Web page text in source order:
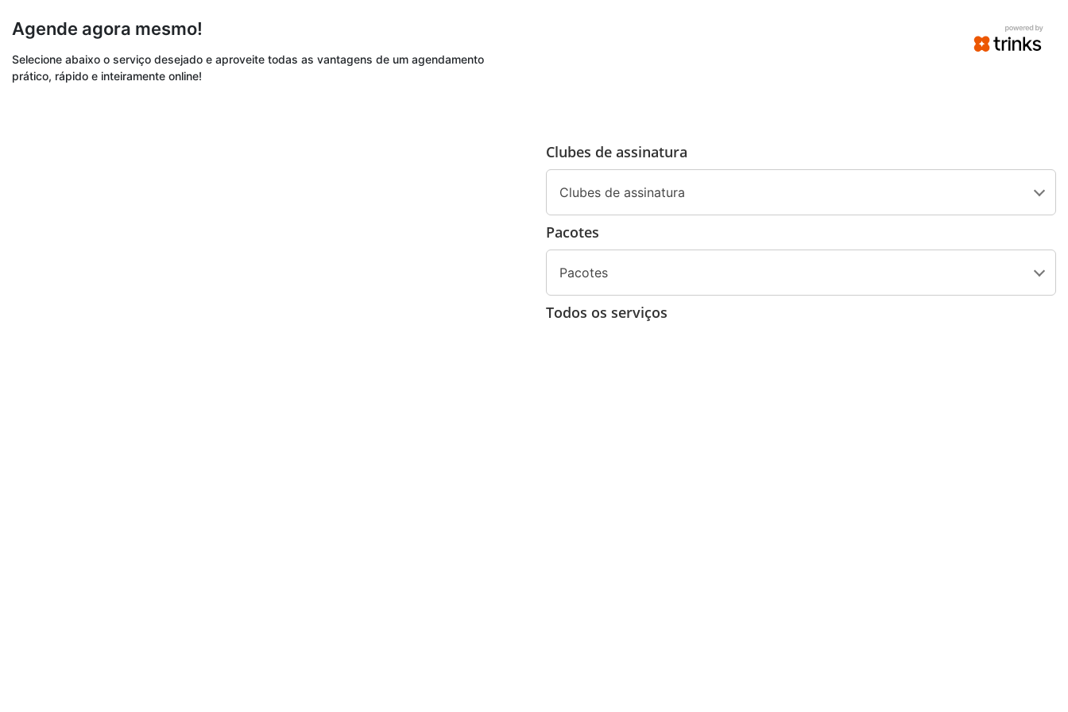
Agende agora mesmo!
Selecione abaixo o serviço desejado e aproveite todas as vantagens de um agendamento
prático, rápido e inteiramente online!
Clubes de assinatura
Clubes de assinatura
Pacotes
Pacotes
Todos os serviços